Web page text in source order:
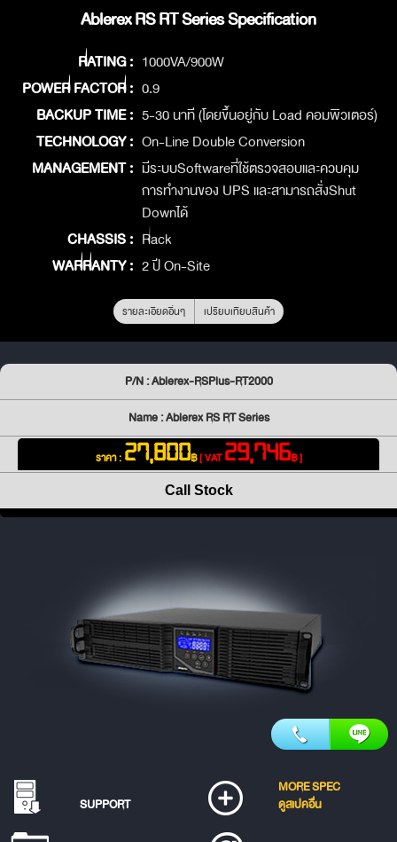
Ablerex RS RT Series Specification
RATING : 1000VA/900W
POWER FACTOR : 0.9
BACKUP TIME : 5-30 นาที (โดยขึ้นอยู่กับ Load คอมพิวเตอร์)
TECHNOLOGY : On-Line Double Conversion
MANAGEMENT : มีระบบSoftwareที่ใช้ตรวจสอบและควบคุม
การทำงานของ UPS และสามารถสั่งShut
Downได้
CHASSIS : Rack
WARRANTY : 2 ปี On-Site
รายละเอียดอื่นๆ เปรียบเทียบสินค้า
P/N : Ablerex-RSPlus-RT2000
Name : Ablerex RS RT Series
ราคา : 27,800฿[ VAT29,746฿ ]
Call Stock
SUPPORT
MORE SPEC
ดูสเปคอื่น